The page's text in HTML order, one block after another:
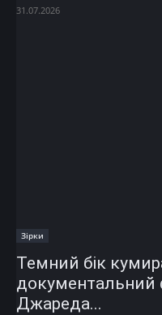
31.07.2026
Зірки
Темний бік
документальний
Джареда...